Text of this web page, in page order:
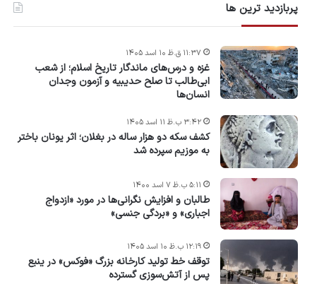
پربازدید ترین ها
غزه و درس‌های ماندگار تاریخ اسلام؛ از شعب
ابی‌طالب تا صلح حدیبیه و آزمون وجدان
انسان‌ها
۱۱:۳۷ ق.ظ ۱۰ اسد ۱۴۰۵
کشف سکه دو هزار ساله در بغلان؛ اثر یونان باختر
به موزیم سپرده شد
۳:۴۲ ب.ظ ۱۱ اسد ۱۴۰۵
طالبان و افزایش نگرانی‌ها در مورد «ازدواج
اجباری» و «بردگی جنسی»
۵:۱۱ ب.ظ ۷ اسد ۱۴۰۰
توقف خط تولید کارخانه بزرگ «فوکس» در ینبع
پس از آتش‌سوزی گسترده
۱۲:۱۹ ب.ظ ۱۰ اسد ۱۴۰۵